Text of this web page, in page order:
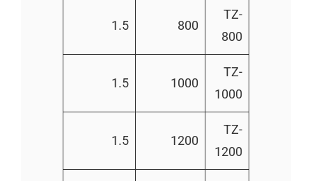
1000
1000
1200
1200